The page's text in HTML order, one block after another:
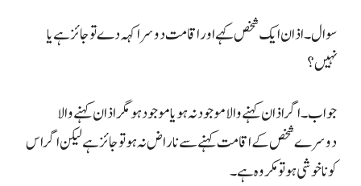
سوال ۔ اذان ایک شخص کہے اور اقامت دوسرا کہہ دے تو جائز ہے یا
نہیں؟
جواب۔ اگر اذان کہنے والا موجود نہ ہو یا موجود ہو مگر اذان کہنے والا
دوسرے شخص کے اقامت کہنے سےناراض نہ ہو تو جائز ہے لیکن اگر اس
کو نا خوشی ہو تو مکروہ ہے۔